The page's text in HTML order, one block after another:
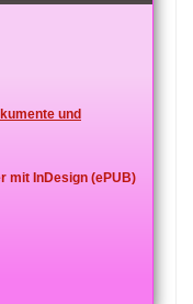
und
mit InDesign (ePUB)